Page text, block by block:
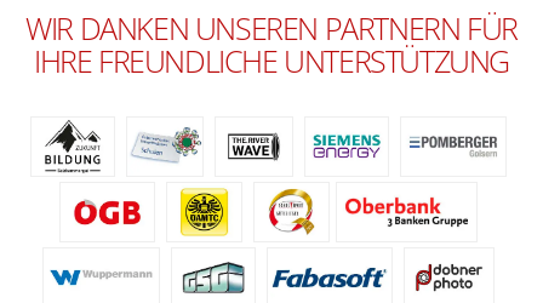
WIR DANKEN UNSEREN PARTNERN FÜR
IHRE FREUNDLICHE UNTERSTÜTZUNG